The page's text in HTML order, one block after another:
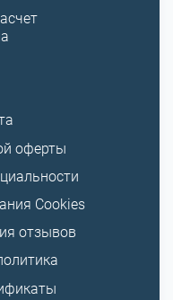
оферты
Cookies
отзывов